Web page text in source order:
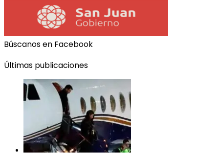
Búscanos en Facebook
Últimas publicaciones